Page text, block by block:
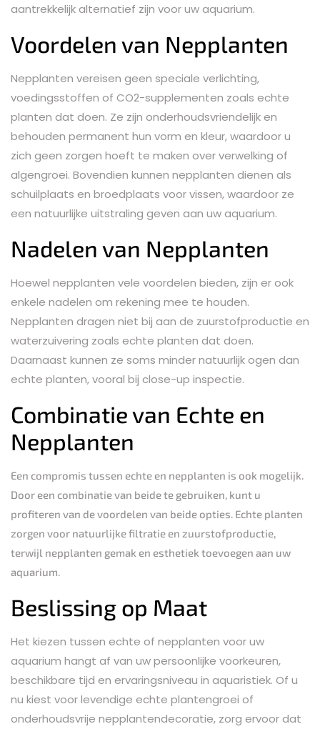
aantrekkelijk alternatief zijn voor uw aquarium.
Voordelen van Nepplanten
Nepplanten vereisen geen speciale verlichting,
voedingsstoffen of CO2-supplementen zoals echte
planten dat doen. Ze zijn onderhoudsvriendelijk en
behouden permanent hun vorm en kleur, waardoor u
zich geen zorgen hoeft te maken over verwelking of
algengroei. Bovendien kunnen nepplanten dienen als
schuilplaats en broedplaats voor vissen, waardoor ze
een natuurlijke uitstraling geven aan uw aquarium.
Nadelen van Nepplanten
Hoewel nepplanten vele voordelen bieden, zijn er ook
enkele nadelen om rekening mee te houden.
Nepplanten dragen niet bij aan de zuurstofproductie en
waterzuivering zoals echte planten dat doen.
Daarnaast kunnen ze soms minder natuurlijk ogen dan
echte planten, vooral bij close-up inspectie.
Combinatie van Echte en
Nepplanten
Een compromis tussen echte en nepplanten is ook mogelijk.
Door een combinatie van beide te gebruiken, kunt u
profiteren van de voordelen van beide opties. Echte planten
zorgen voor natuurlijke filtratie en zuurstofproductie,
terwijl nepplanten gemak en esthetiek toevoegen aan uw
aquarium.
Beslissing op Maat
Het kiezen tussen echte of nepplanten voor uw
aquarium hangt af van uw persoonlijke voorkeuren,
beschikbare tijd en ervaringsniveau in aquaristiek. Of u
nu kiest voor levendige echte plantengroei of
onderhoudsvrije nepplantendecoratie, zorg ervoor dat